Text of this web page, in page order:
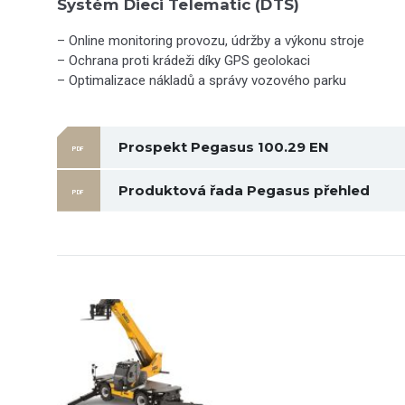
Systém Dieci Telematic (DTS)
– Online monitoring provozu, údržby a výkonu stroje
– Ochrana proti krádeži díky GPS geolokaci
– Optimalizace nákladů a správy vozového parku
PDF Prospekt Pegasus 100.29 EN
PDF Produktová řada Pegasus přehled